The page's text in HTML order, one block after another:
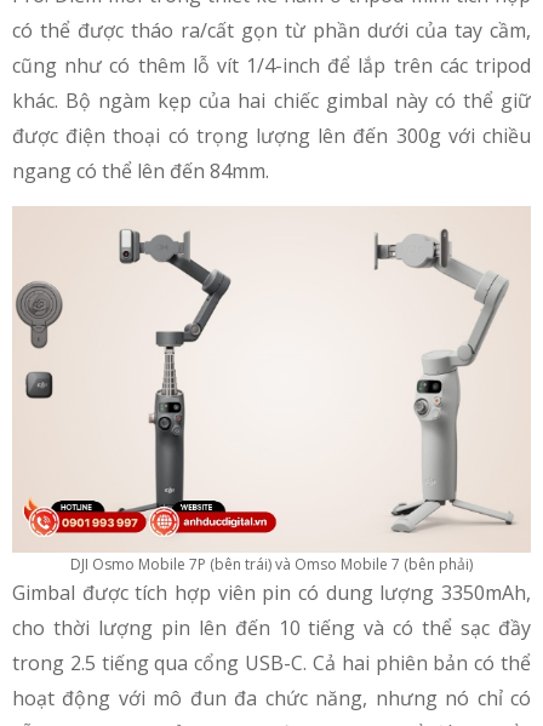
có thể được tháo ra/cất gọn từ phần dưới của tay cầm,
cũng như có thêm lỗ vít 1/4-inch để lắp trên các tripod
khác. Bộ ngàm kẹp của hai chiếc gimbal này có thể giữ
được điện thoại có trọng lượng lên đến 300g với chiều
ngang có thể lên đến 84mm.
DJI Osmo Mobile 7P (bên trái) và Omso Mobile 7 (bên phải)
Gimbal được tích hợp viên pin có dung lượng 3350mAh,
cho thời lượng pin lên đến 10 tiếng và có thể sạc đầy
trong 2.5 tiếng qua cổng USB-C. Cả hai phiên bản có thể
hoạt động với mô đun đa chức năng, nhưng nó chỉ có